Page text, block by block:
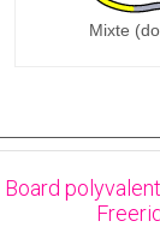
Mixte
Board